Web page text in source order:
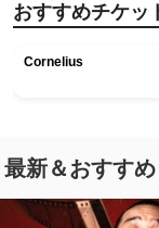
おすすめチケッ
Cornelius
最新＆おすす